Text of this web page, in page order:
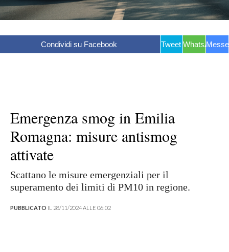
Condividi su Facebook Tweet WhatsApp
Emergenza smog in Emilia
Romagna: misure antismog
attivate
Scattano le misure emergenziali per il
superamento dei limiti di PM10 in regione.
PUBBLICATO IL 28/11/2024 ALLE 06:02